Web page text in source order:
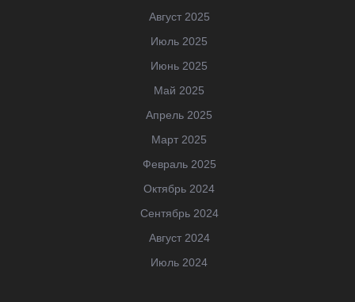
Август 2025
Июль 2025
Июнь 2025
Май 2025
Апрель 2025
Март 2025
Февраль 2025
Октябрь 2024
Сентябрь 2024
Август 2024
Июль 2024